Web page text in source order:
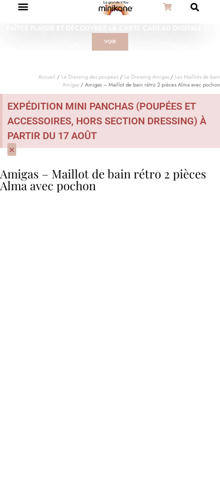
VOIR
Accueil / Le Dressing des poupées / Le Dressing Amigas / Les Maillots de bain
Amigas / Amigas – Maillot de bain rétro 2 pièces Alma avec pochon
EXPÉDITION MINI PANCHAS (POUPÉES ET
ACCESSOIRES, HORS SECTION DRESSING) À
PARTIR DU 17 AOÛT
×
Amigas – Maillot de bain rétro 2 pièces
Alma avec pochon